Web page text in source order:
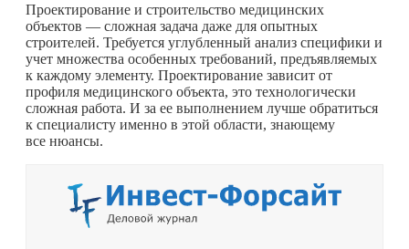
Проектирование и строительство медицинских
объектов — сложная задача даже для опытных
строителей. Требуется углубленный анализ специфики и
учет множества особенных требований, предъявляемых
к каждому элементу. Проектирование зависит от
профиля медицинского объекта, это технологически
сложная работа. И за ее выполнением лучше обратиться
к специалисту именно в этой области, знающему
все нюансы.